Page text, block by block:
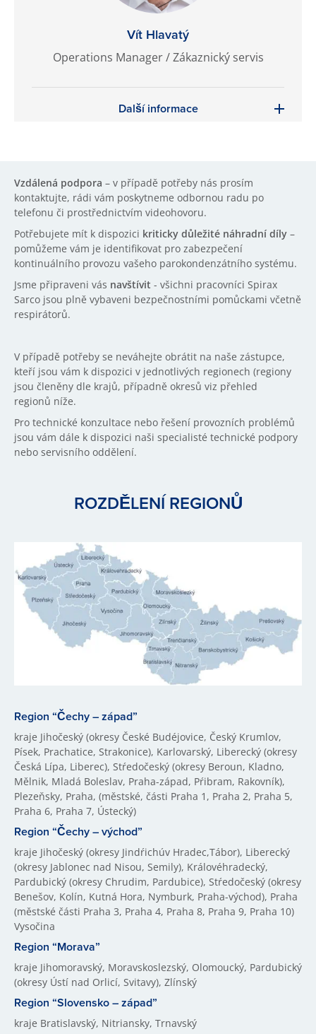
Vít Hlavatý
Operations Manager / Zákaznický servis
Další informace
Vzdálená podpora – v případě potřeby nás prosím
kontaktujte, rádi vám poskytneme odbornou radu po
telefonu či prostřednictvím videohovoru.
Potřebujete mít k dispozici kriticky důležité náhradní díly –
pomůžeme vám je identifikovat pro zabezpečení
kontinuálního provozu vašeho parokondenzátního systému.
Jsme připraveni vás navštívit - všichni pracovníci Spirax
Sarco jsou plně vybaveni bezpečnostními pomůckami včetně
respirátorů.
V případě potřeby se neváhejte obrátit na naše zástupce,
kteří jsou vám k dispozici v jednotlivých regionech (regiony
jsou členěny dle krajů, případně okresů viz přehled
regionů níže.
Pro technické konzultace nebo řešení provozních problémů
jsou vám dále k dispozici naši specialisté technické podpory
nebo servisního oddělení.
ROZDĚLENÍ REGIONŮ
Region “Čechy – západ”
kraje Jihočeský (okresy České Budéjovice, Český Krumlov,
Písek, Prachatice, Strakonice), Karlovarský, Liberecký (okresy
Česká Lípa, Liberec), Stŕedočeský (okresy Beroun, Kladno,
Mělnik, Mladá Boleslav, Praha-západ, Pŕibram, Rakovník),
Plezeňsky, Praha, (městské, části Praha 1, Praha 2, Praha 5,
Praha 6, Praha 7, Ústecký)
Region “Čechy – východ”
kraje Jihočeský (okresy Jindŕichúv Hradec,Tábor), Liberecký
(okresy Jablonec nad Nisou, Semily), Královéhradecký,
Pardubický (okresy Chrudim, Pardubice), Stŕedočeský (okresy
Benešov, Kolín, Kutná Hora, Nymburk, Praha-východ), Praha
(městské části Praha 3, Praha 4, Praha 8, Praha 9, Praha 10)
Vysočina
Region “Morava”
kraje Jihomoravský, Moravskoslezský, Olomoucký, Pardubický
(okresy Ústí nad Orlicí, Svitavy), Zlínský
Region “Slovensko – západ”
kraje Bratislavský, Nitriansky, Trnavský